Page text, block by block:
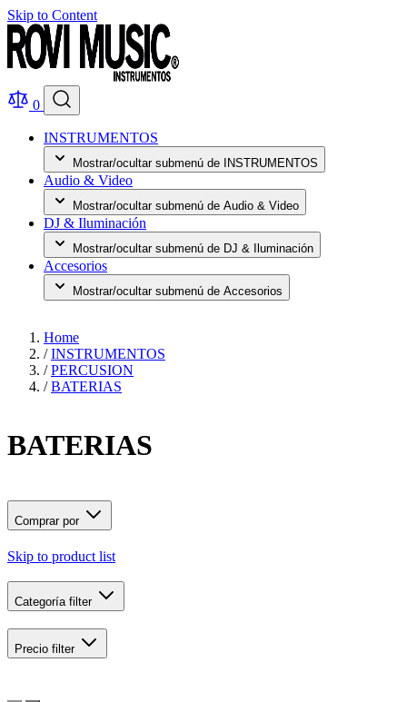
Skip to Content
0
INSTRUMENTOS
Mostrar/ocultar submenú de INSTRUMENTOS
Audio & Video
Mostrar/ocultar submenú de Audio & Video
DJ & Iluminación
Mostrar/ocultar submenú de DJ & Iluminación
Accesorios
Mostrar/ocultar submenú de Accesorios
Home
/ INSTRUMENTOS
/ PERCUSION
/ BATERIAS
BATERIAS
Comprar por
Skip to product list
Categoría filter
Precio filter